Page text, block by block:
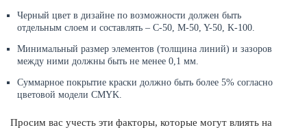
Черный цвет в дизайне по возможности должен быть
отдельным слоем и составлять – C-50, M-50, Y-50, K-100.
Минимальный размер элементов (толщина линий) и зазоров
между ними должны быть не менее 0,1 мм.
Суммарное покрытие краски должно быть более 5% согласно
цветовой модели CMYK.
Просим вас учесть эти факторы, которые могут влиять на